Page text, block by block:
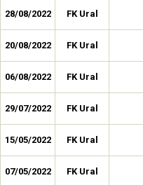
28/08/2022 FK Ural
20/08/2022 FK Ural
06/08/2022 FK Ural
29/07/2022 FK Ural
15/05/2022 FK Ural
07/05/2022 FK Ural